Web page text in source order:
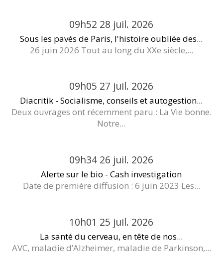
09h52 28 juil. 2026
Sous les pavés de Paris, l'histoire oubliée des...
26 juin 2026 Tout au long du XXe siècle,...
09h05 27 juil. 2026
Diacritik - Socialisme, conseils et autogestion...
Deux ouvrages ont récemment paru : La Vie bonne.
Notre...
09h34 26 juil. 2026
Alerte sur le bio - Cash investigation
Date de première diffusion : 6 juin 2023 Les...
10h01 25 juil. 2026
La santé du cerveau, en tête de nos...
AVC, maladie d’Alzheimer, maladie de Parkinson,...